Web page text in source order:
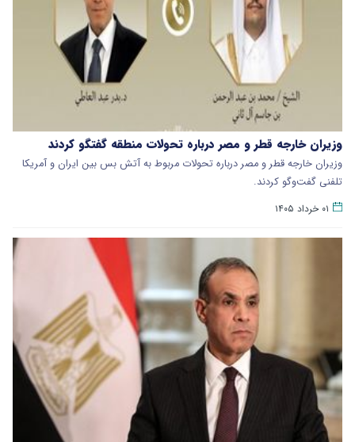
وزیران خارجه قطر و مصر درباره تحولات منطقه گفتگو کردند
وزیران خارجه قطر و مصر درباره تحولات مربوط به آتش بس بین ایران و آمریکا
تلفنی گفت‌وگو کردند.
۰۱ خرداد ۱۴۰۵